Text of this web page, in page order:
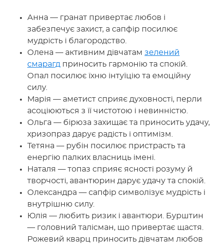
Анна — гранат привертає любов і
забезпечує захист, а сапфір посилює
мудрість і благородство.
Олена — активним дівчатам зелений
смарагд приносить гармонію та спокій.
Опал посилює їхню інтуїцію та емоційну
силу.
Марія — аметист сприяє духовності, перли
асоціюються з її чистотою і невинністю.
Ольга — бірюза захищає та приносить удачу,
хризопраз дарує радість і оптимізм.
Тетяна — рубін посилює пристрасть та
енергію палких власниць імені.
Наталя — топаз сприяє ясності розуму й
творчості, авантюрин дарує удачу та спокій.
Олександра — сапфір символізує мудрість і
внутрішню силу.
Юлія — любить ризик і авантюри. Бурштин
— головний талісман, що привертає щастя.
Рожевий кварц приносить дівчатам любов